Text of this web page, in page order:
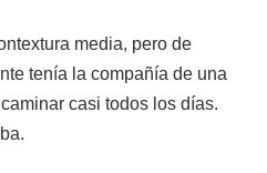
media, pero de
tenía la compañía de una
casi todos los días.